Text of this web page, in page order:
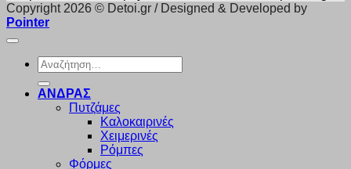
Copyright 2026 © Detoi.gr / Designed & Developed by
Pointer
Αναζήτηση
για:
ΑΝΔΡΑΣ
Πυτζάμες
Καλοκαιρινές
Χειμερινές
Ρόμπες
Φόρμες